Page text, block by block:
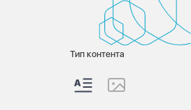
Тип контента